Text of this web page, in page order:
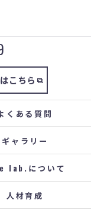
こちら
くある質問
ギャラリー
lab.について
人材育成